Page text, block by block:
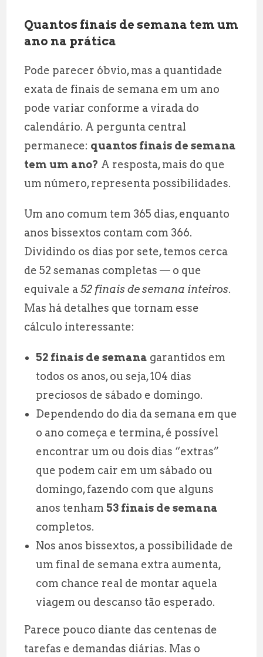
Quantos finais de semana tem um
ano na prática
Pode parecer óbvio, mas a quantidade
exata de finais de semana em um ano
pode variar conforme a virada do
calendário. A pergunta central
permanece: quantos finais de semana
tem um ano? A resposta, mais do que
um número, representa possibilidades.
Um ano comum tem 365 dias, enquanto
anos bissextos contam com 366.
Dividindo os dias por sete, temos cerca
de 52 semanas completas — o que
equivale a52 finais de semana inteiros.
Mas há detalhes que tornam esse
cálculo interessante:
52 finais de semana garantidos em
todos os anos, ou seja, 104 dias
preciosos de sábado e domingo.
Dependendo do dia da semana em que
o ano começa e termina, é possível
encontrar um ou dois dias “extras”
que podem cair em um sábado ou
domingo, fazendo com que alguns
anos tenham53 finais de semana
completos.
Nos anos bissextos, a possibilidade de
um final de semana extra aumenta,
com chance real de montar aquela
viagem ou descanso tão esperado.
Parece pouco diante das centenas de
tarefas e demandas diárias. Mas o